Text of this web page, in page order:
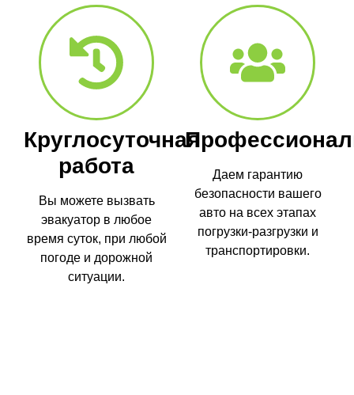
Круглосуточная
работа
Вы можете вызвать
эвакуатор в любое
время суток, при любой
погоде и дорожной
ситуации.
Даем гарантию
безопасности вашего
авто на всех этапах
погрузки-разгрузки и
транспортировки.